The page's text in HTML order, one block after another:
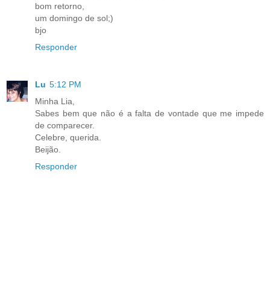
bom retorno,
um domingo de sol;)
bjo
Responder
Lu 5:12 PM
Minha Lia,
Sabes bem que não é a falta de vontade que me impede
de comparecer.
Celebre, querida.
Beijão.
Responder